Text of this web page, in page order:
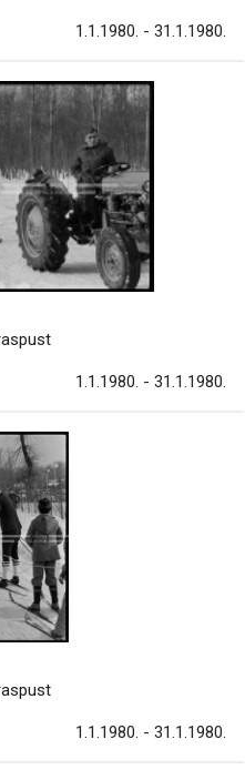
1.1.1980. - 31.1.1980.
1.1.1980. - 31.1.1980.
1.1.1980. - 31.1.1980.